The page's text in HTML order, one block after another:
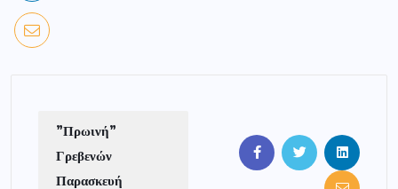
”Πρωινή”
Γρεβενών
Παρασκευή